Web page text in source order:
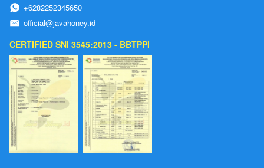
+6282252345650
official@javahoney.id
CERTIFIED SNI 3545:2013 - BBTPPI